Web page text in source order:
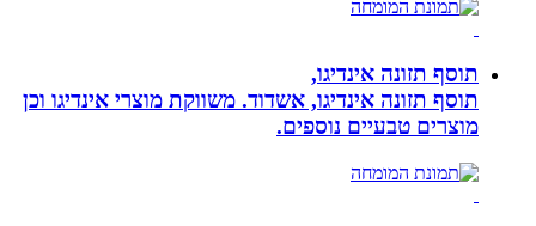
תוסף תזונה אינדיגו,
תוסף תזונה אינדיגו, אשדוד. משווקת מוצרי אינדיגו וכן
מוצרים טבעיים נוספים.